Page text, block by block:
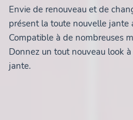
Envie de renouveau et de
présent la toute nouvelle jante
Compatible à de nombreuses
Donnez un tout nouveau look
jante.